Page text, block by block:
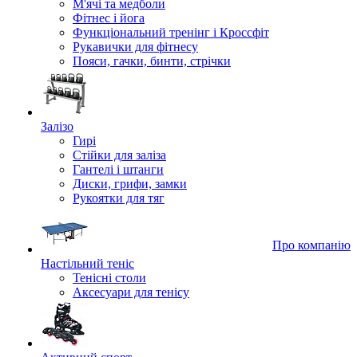
М'ячі та медболи
Фітнес і йога
Функціональний тренінг і Кроссфіт
Рукавички для фітнесу
Пояси, гачки, бинти, стрічки
Залізо
Гирі
Стійки для заліза
Гантелі і штанги
Диски, грифи, замки
Рукоятки для тяг
Настільний теніс
Тенісні столи
Аксесуари для тенісу
Про компанію